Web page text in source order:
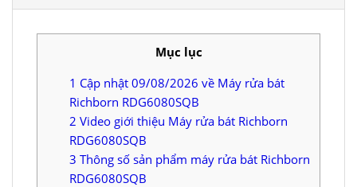
Mục lục
1 Cập nhật 09/08/2026 về Máy rửa bát
Richborn RDG6080SQB
2 Video giới thiệu Máy rửa bát Richborn
RDG6080SQB
3 Thông số sản phẩm máy rửa bát Richborn
RDG6080SQB